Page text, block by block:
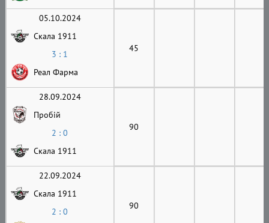
05.10.2024
Скала 1911
3 : 1
Реал Фарма
45
28.09.2024
Пробій
2 : 0
Скала 1911
90
22.09.2024
Скала 1911
2 : 0
90